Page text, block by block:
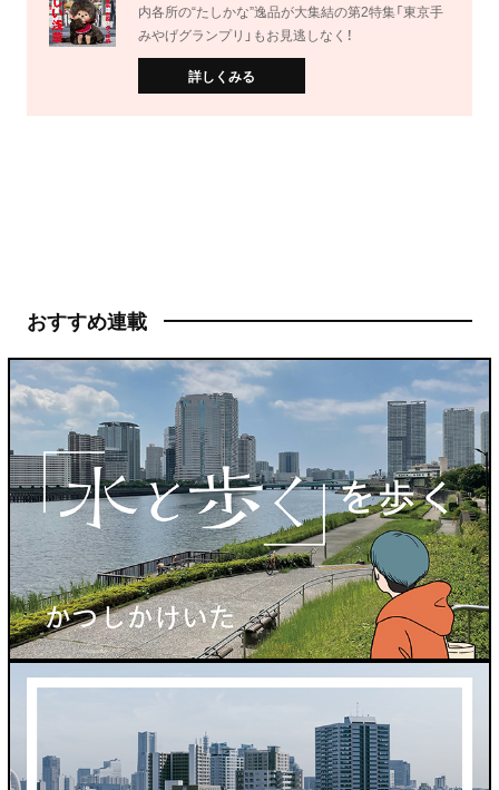
内各所の“たしかな”逸品が大集結の第2特集「東京手
みやげグランプリ」もお見逃しなく！
詳しくみる
おすすめ連載